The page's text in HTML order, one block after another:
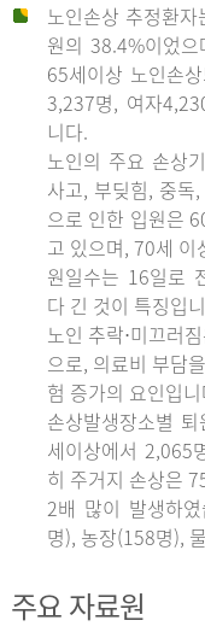
노인손상 추정환
원의 38.4%이었
65세이상 노인손
3,237명, 여자
니다.
노인의 주요 손상
사고, 부딪힘, 중독
으로 인한 입원은
고 있으며, 70세 이
원일수는 16일로
다 긴 것이 특징입
노인 추락⋅미끄러
으로, 의료비 부담
험 증가의 요인입
손상발생장소별
세이상에서 2,065
히 주거지 손상은
2배 많이 발생하
명), 농장(158명),
주요 자료원